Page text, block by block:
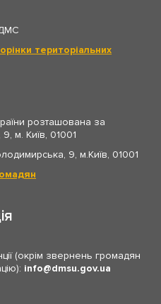
ДМС
територіальних
розташована за
м. Київ, 01001
9, м.Київ, 01001
(окрім звернень громадян
info dmsu.gov.ua